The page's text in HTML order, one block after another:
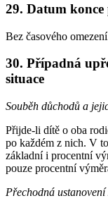
29. Datum
Bez časového
30. Případná
situace
Souběh důchodů a
Přijde-li dítě o oba
po každém z nich. V
základní i procentní
pouze procentní
Přechodná